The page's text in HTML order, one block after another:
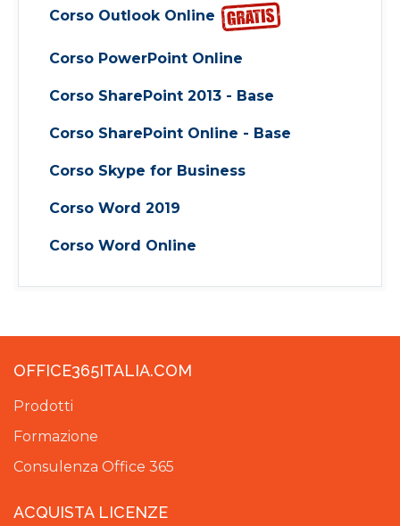
Corso Outlook Online
Corso PowerPoint Online
Corso SharePoint 2013 - Base
Corso SharePoint Online - Base
Corso Skype for Business
Corso Word 2019
Corso Word Online
OFFICE365ITALIA.COM
Prodotti
Formazione
Consulenza Office 365
ACQUISTA LICENZE